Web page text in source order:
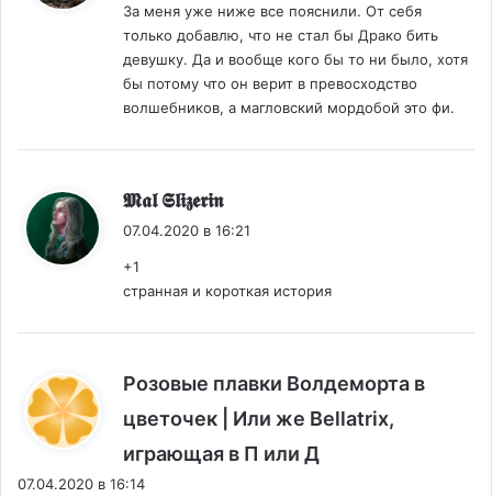
За меня уже ниже все пояснили. От себя
только добавлю, что не стал бы Драко бить
девушку. Да и вообще кого бы то ни было, хотя
бы потому что он верит в превосходство
волшебников, а магловский мордобой это фи.
𝕸𝖆𝖑 𝕾𝖑𝖎𝖟𝖊𝖗𝖎𝖓:
07.04.2020 в 16:21
+1
странная и короткая история
Розовые плавки Волдеморта в
цветочек | Или же Bellatrix,
играющая в П или Д
07.04.2020 в 16:14